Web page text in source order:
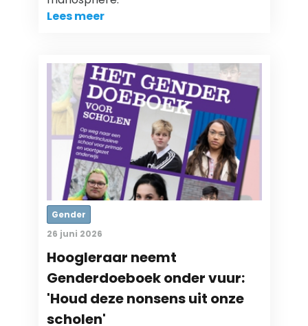
Lees meer
Gender
26 juni 2026
Hoogleraar neemt
Genderdoeboek onder vuur:
'Houd deze nonsens uit onze
scholen'